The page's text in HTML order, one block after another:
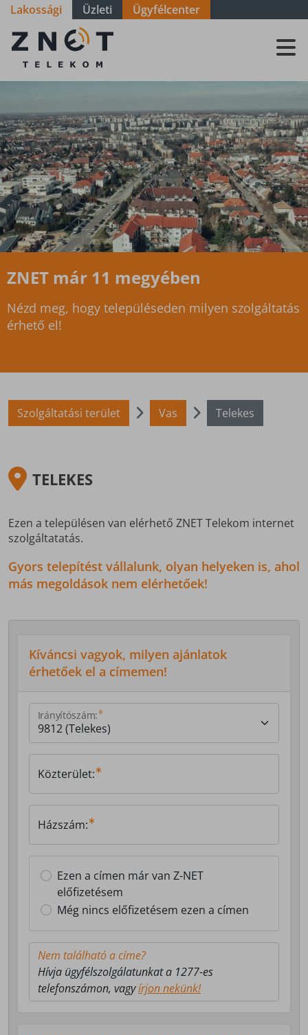
Lakossági Üzleti Ügyfélcenter
Szolgáltatási
terület - Vas -
Telekes
ZNET már 11 megyében
Nézd meg, hogy településeden milyen szolgáltatás
érhető el!
Szolgáltatási terület Vas Telekes
TELEKES
Ezen a településen van elérhető ZNET Telekom internet
szolgáltatatás.
Gyors telepítést vállalunk, olyan helyeken is, ahol
más megoldások nem elérhetőek!
Kíváncsi vagyok, milyen ajánlatok
érhetőek el a címemen!
Irányítószám:
Közterület:
Házszám:
Ezen a címen már van Z-NET
előfizetésem
Még nincs előfizetésem ezen a címen
Nem található a címe?
Hívja ügyfélszolgálatunkat a 1277-es
telefonszámon, vagyírjon nekünk!